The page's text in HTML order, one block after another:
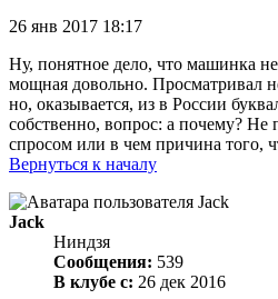
26 янв 2017 18:17
Ну, понятное дело, что машинка
мощная довольно. Просматривал
но, оказывается, из в России
собственно, вопрос: а почему? Не
спросом или в чем причина того,
Вернуться к началу
Jack
Ниндзя
Сообщения: 539
В клубе с: 26 дек 2016